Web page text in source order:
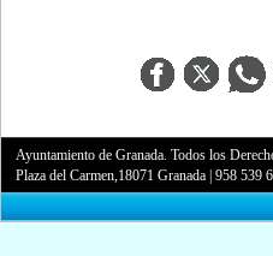
Ayuntamiento de Granada. Todos los
Plaza del Carmen,18071 Granada |958 539